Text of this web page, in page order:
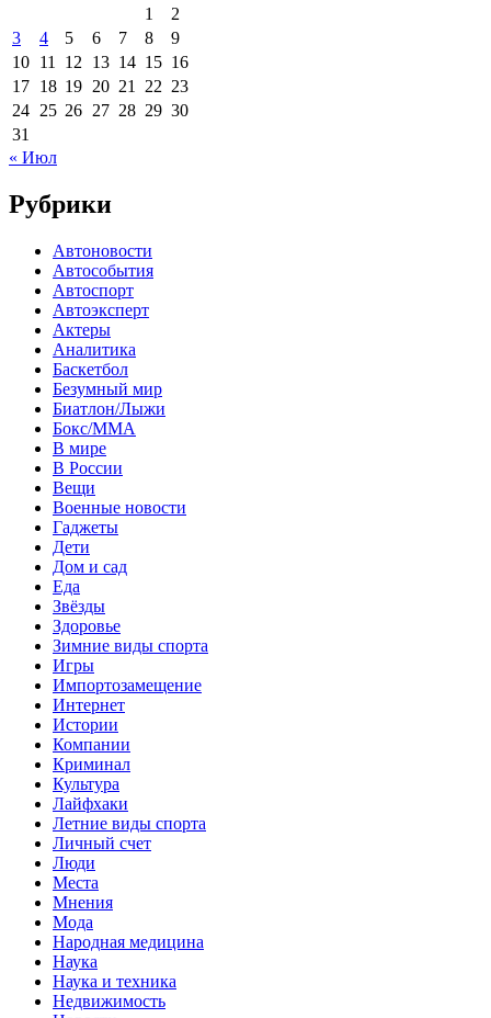
1
2
3
4 5 6 7 8
9
10 11 12 13 14 15 16
17 18 19 20 21 22 23
24 25 26 27 28 29 30
31
« Июл
Рубрики
Автоновости
Автособытия
Автоспорт
Автоэксперт
Актеры
Аналитика
Баскетбол
Безумный мир
Биатлон/Лыжи
Бокс/MMA
В мире
В России
Вещи
Военные новости
Гаджеты
Дети
Дом и сад
Еда
Звёзды
Здоровье
Зимние виды спорта
Игры
Импортозамещение
Интернет
Истории
Компании
Криминал
Культура
Лайфхаки
Летние виды спорта
Личный счет
Люди
Места
Мнения
Мода
Народная медицина
Наука
Наука и техника
Недвижимость